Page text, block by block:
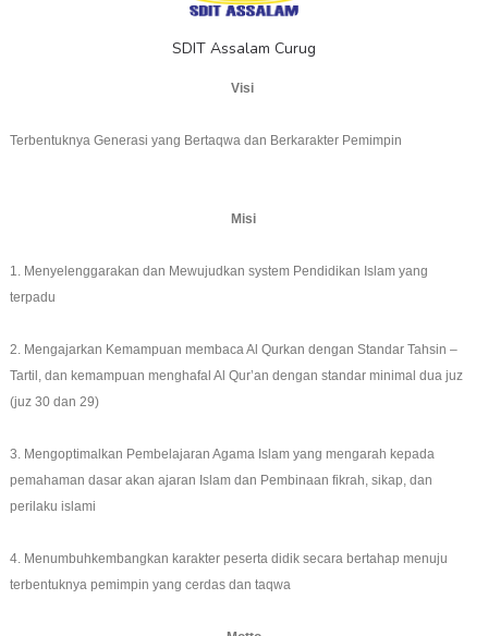
SDIT Assalam Curug
Visi
Terbentuknya Generasi yang Bertaqwa dan Berkarakter Pemimpin
Misi
1. Menyelenggarakan dan Mewujudkan system Pendidikan Islam yang
terpadu
2. Mengajarkan Kemampuan membaca Al Qurkan dengan Standar Tahsin –
Tartil, dan kemampuan menghafal Al Qur’an dengan standar minimal dua juz
(juz 30 dan 29)
3. Mengoptimalkan Pembelajaran Agama Islam yang mengarah kepada
pemahaman dasar akan ajaran Islam dan Pembinaan fikrah, sikap, dan
perilaku islami
4. Menumbuhkembangkan karakter peserta didik secara bertahap menuju
terbentuknya pemimpin yang cerdas dan taqwa